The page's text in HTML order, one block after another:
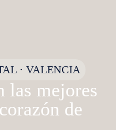
· VALENCIA
las mejores
de